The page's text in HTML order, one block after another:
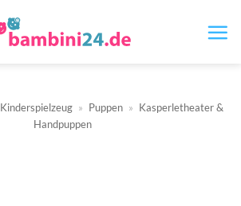
Kinderspielzeug » Puppen » Kasperletheater &
Handpuppen